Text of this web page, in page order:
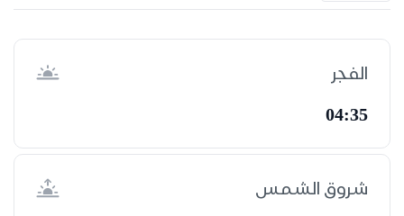
الفجر
04:35
شروق الشمس